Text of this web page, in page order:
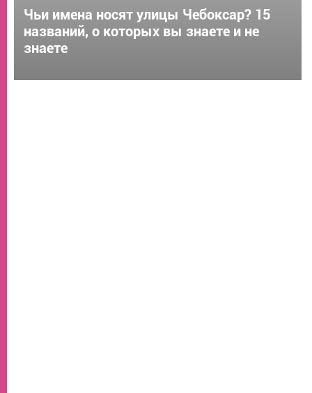
Чьи имена носят улицы Чебоксар? 15
названий, о которых вы знаете и не
знаете